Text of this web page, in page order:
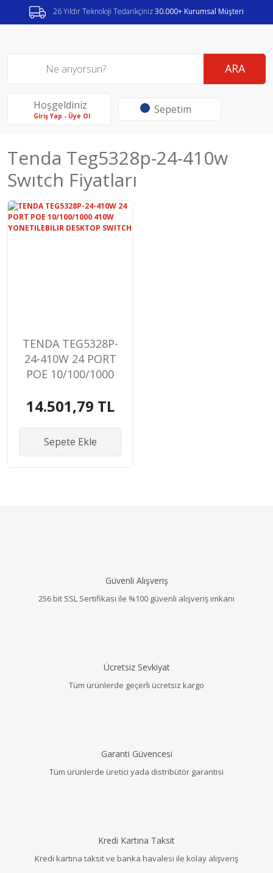
26 Yıldır Teknoloji Tedarikçiniz30.000+ Kurumsal Müşteri
ARA
Hoşgeldiniz
Giriş Yap - Üye Ol Sepetim
Tenda Teg5328p-24-410w
Swıtch Fiyatları
TENDA TEG5328P-
24-410W 24 PORT
POE 10/100/1000
YONETILEBILIR
14.501,79 TL
Sepete Ekle
Güvenli Alışveriş
256 bit SSL Sertifikası ile %100 güvenli alışveriş imkanı
Ücretsiz Sevkiyat
Tüm ürünlerde geçerli ücretsiz kargo
Garanti Güvencesi
Tüm ürünlerde üretici yada distribütör garantisi
Kredi Kartına Taksit
Kredi kartına taksit ve banka havalesi ile kolay alışveriş